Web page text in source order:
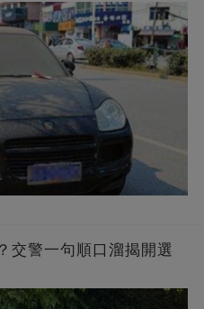
交警一句順口溜揭開選